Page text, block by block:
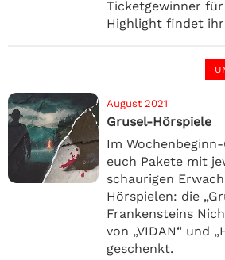
Ticketgewinner
Highlight findet ihr
August 2021
Grusel-Hörspiele
Im
euch Pakete mit
schaurigen
Hörspielen: die
Frankensteins
von „VIDAN“ und
geschenkt.